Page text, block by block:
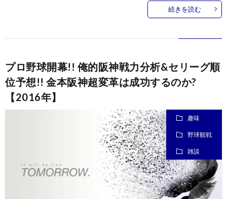
続きを読む
プロ野球開幕!! 俺的阪神戦力分析&セリーグ順
位予想!! 金本阪神超変革は成功するのか?
【2016年】
趣味
野球観戦
雑談